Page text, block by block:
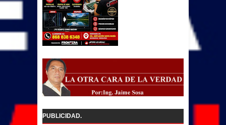
PUBLICIDAD.